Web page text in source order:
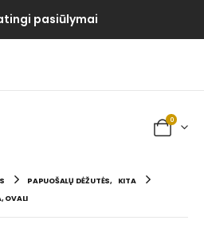
pasiūlymai
0
PAPUOŠALŲ DĖŽUTĖS,
KITA
OVALI